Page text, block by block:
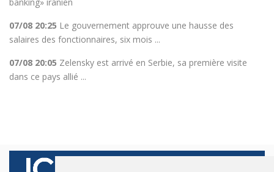
07/08 20:25 Le gouvernement approuve une hausse des
salaires des fonctionnaires, six mois ...
07/08 20:05 Zelensky est arrivé en Serbie, sa première visite
dans ce pays allié ...